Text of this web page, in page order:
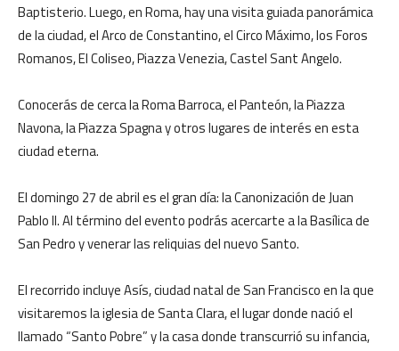
Baptisterio. Luego, en Roma, hay una visita guiada panorámica
de la ciudad, el Arco de Constantino, el Circo Máximo, los Foros
Romanos, El Coliseo, Piazza Venezia, Castel Sant Angelo.
Conocerás de cerca la Roma Barroca, el Panteón, la Piazza
Navona, la Piazza Spagna y otros lugares de interés en esta
ciudad eterna.
El domingo 27 de abril es el gran día: la Canonización de Juan
Pablo II. Al término del evento podrás acercarte a la Basílica de
San Pedro y venerar las reliquias del nuevo Santo.
El recorrido incluye Asís, ciudad natal de San Francisco en la que
visitaremos la iglesia de Santa Clara, el lugar donde nació el
llamado “Santo Pobre” y la casa donde transcurrió su infancia,